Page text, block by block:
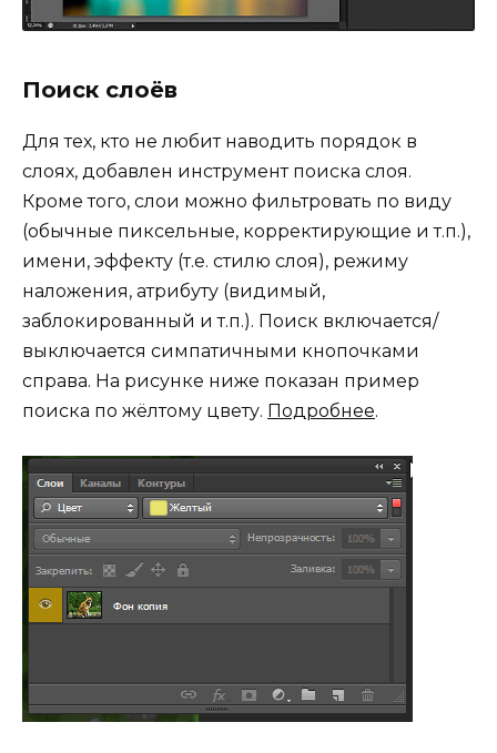
Поиск слоёв
Для тех, кто не любит наводить порядок в
слоях, добавлен инструмент поиска слоя.
Кроме того, слои можно фильтровать по виду
(обычные пиксельные, корректирующие и т.п.),
имени, эффекту (т.е. стилю слоя), режиму
наложения, атрибуту (видимый,
заблокированный и т.п.). Поиск включается/
выключается симпатичными кнопочками
справа. На рисунке ниже показан пример
поиска по жёлтому цвету. Подробнее.